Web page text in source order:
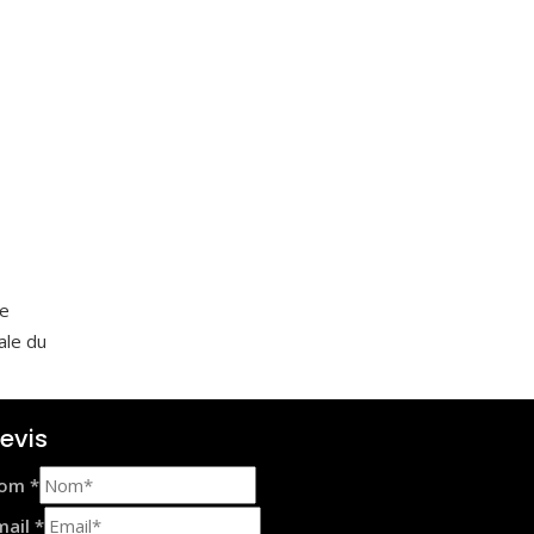
du
*
*